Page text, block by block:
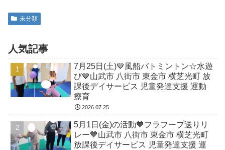
未分類
人気記事
7月25日(土)💙風船バトミントン☆水遊
び💙山武市 八街市 東金市 横芝光町 放
課後デイサービス 児童発達支援 運動
療育
2026.07.25
5月1日(金)の活動💙フラフープ送りリ
レー💙山武市 八街市 東金市 横芝光町
放課後デイサービス 児童発達支援 運